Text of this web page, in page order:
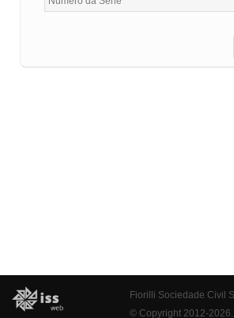
Fiorilli Sociedade Civil
© Copyright 2012-